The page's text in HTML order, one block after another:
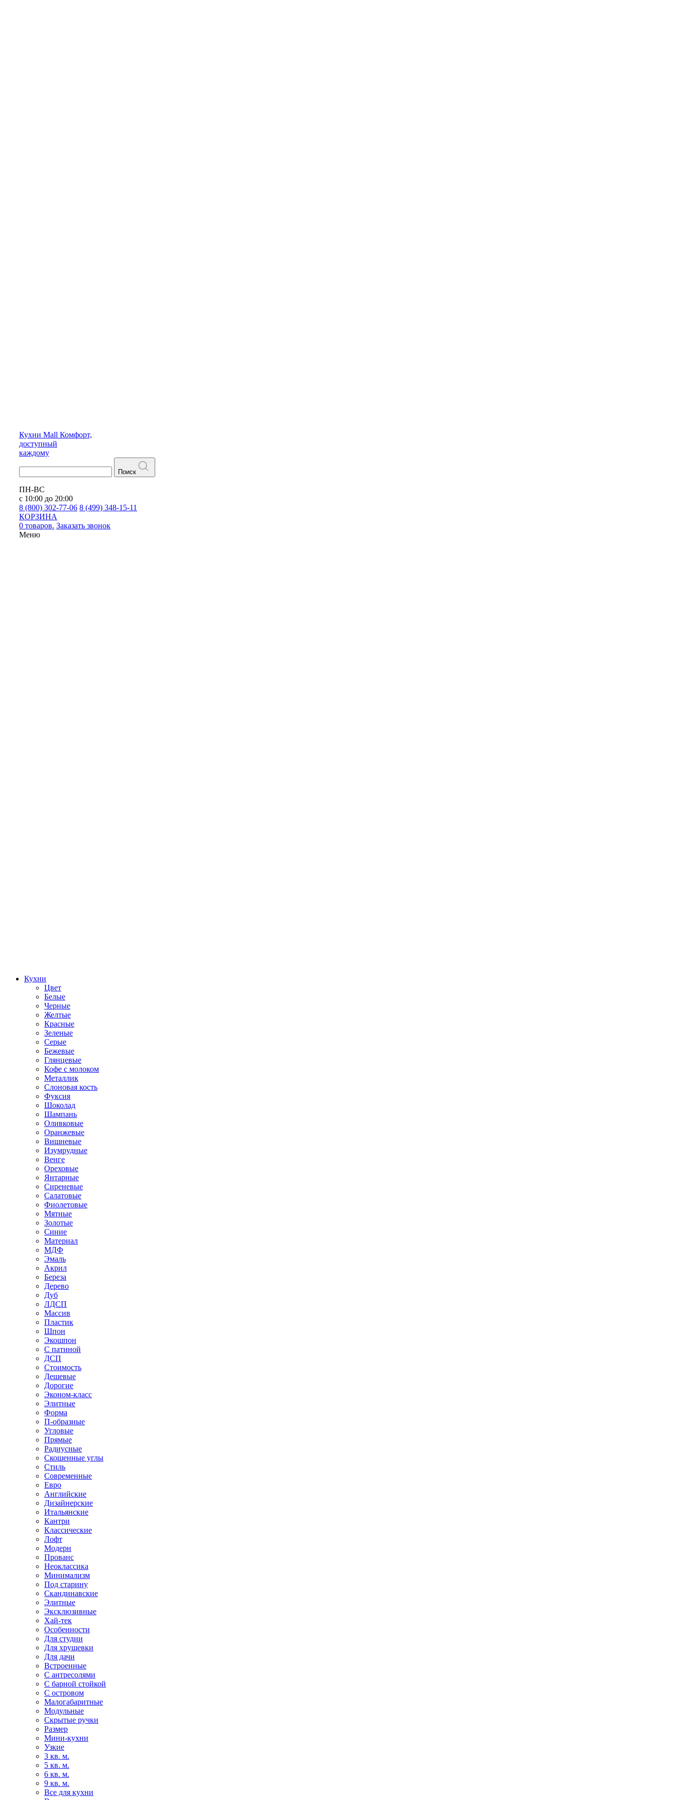
Кухни Mall Комфорт,
доступный
каждому
Поиск
ПН-ВС
с 10:00 до 20:00
8 (800) 302-77-06 8 (499) 348-15-11
КОРЗИНА
0 товаров. Заказать звонок
Меню
Кухни
Цвет
Белые
Черные
Желтые
Красные
Зеленые
Серые
Бежевые
Глянцевые
Кофе с молоком
Металлик
Слоновая кость
Фуксия
Шоколад
Шампань
Оливковые
Оранжевые
Вишневые
Изумрудные
Венге
Ореховые
Янтарные
Сиреневые
Салатовые
Фиолетовые
Мятные
Золотые
Синие
Материал
МДФ
Эмаль
Акрил
Береза
Дерево
Дуб
ЛДСП
Массив
Пластик
Шпон
Экошпон
С патиной
ДСП
Стоимость
Дешевые
Дорогие
Эконом-класс
Элитные
Форма
П-образные
Угловые
Прямые
Радиусные
Скошенные углы
Стиль
Современные
Евро
Английские
Дизайнерские
Итальянские
Кантри
Классические
Лофт
Модерн
Прованс
Неоклассика
Минимализм
Под старину
Скандинавские
Элитные
Эксклюзивные
Хай-тек
Особенности
Для студии
Для хрущевки
Для дачи
Встроенные
С антресолями
С барной стойкой
С островом
Малогабаритные
Модульные
Скрытые ручки
Размер
Мини-кухни
Узкие
3 кв. м.
5 кв. м.
6 кв. м.
9 кв. м.
Все для кухни